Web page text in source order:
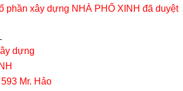
phần xây dựng NHÀ PHỐ XINH đã duyệt
dựng
Mr. Hảo